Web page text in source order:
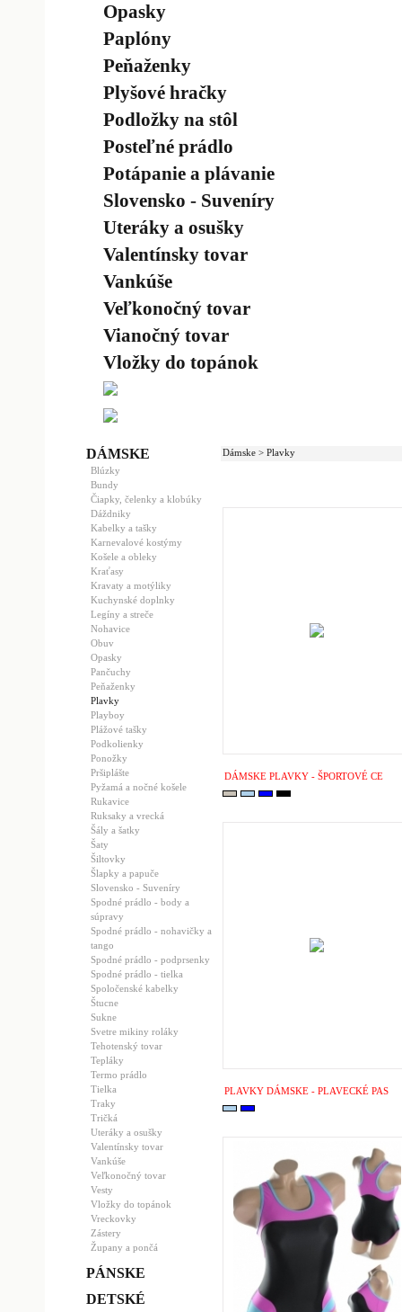
Opasky
Paplóny
Peňaženky
Plyšové hračky
Podložky na stôl
Posteľné prádlo
Potápanie a plávanie
Slovensko - Suveníry
Uteráky a osušky
Valentínsky tovar
Vankúše
Veľkonočný tovar
Vianočný tovar
Vložky do topánok
DÁMSKE
Blúzky
Bundy
Čiapky, čelenky a klobúky
Dáždniky
Kabelky a tašky
Karnevalové kostýmy
Košele a obleky
Kraťasy
Kravaty a motýliky
Kuchynské doplnky
Legíny a streče
Nohavice
Obuv
Opasky
Pančuchy
Peňaženky
Plavky
Playboy
Plážové tašky
Podkolienky
Ponožky
Pršiplášte
Pyžamá a nočné košele
Rukavice
Ruksaky a vrecká
Šály a šatky
Šaty
Šiltovky
Šlapky a papuče
Slovensko - Suveníry
Spodné prádlo - body a
súpravy
Spodné prádlo - nohavičky a
tango
Spodné prádlo - podprsenky
Spodné prádlo - tielka
Spoločenské kabelky
Štucne
Sukne
Svetre mikiny roláky
Tehotenský tovar
Tepláky
Termo prádlo
Tielka
Traky
Tričká
Uteráky a osušky
Valentínsky tovar
Vankúše
Veľkonočný tovar
Vesty
Vložky do topánok
Vreckovky
Zástery
Župany a pončá
PÁNSKE
DETSKÉ
Dámske > Plavky
DÁMSKE PLAVKY - ŠPORTOVÉ CE
PLAVKY DÁMSKE - PLAVECKÉ PAS